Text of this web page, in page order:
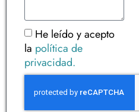
He leído y acepto
la política de
privacidad.